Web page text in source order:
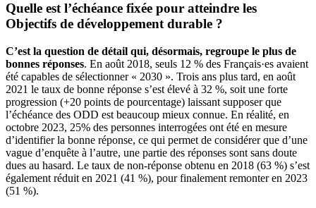
Quelle est l’échéance fixée pour atteindre les
Objectifs de développement durable ?
C’est la question de détail qui, désormais, regroupe le plus de
bonnes réponses. En août 2018, seuls 12 % des Français·es avaient
été capables de sélectionner « 2030 ». Trois ans plus tard, en août
2021 le taux de bonne réponse s’est élevé à 32 %, soit une forte
progression (+20 points de pourcentage) laissant supposer que
l’échéance des ODD est beaucoup mieux connue. En réalité, en
octobre 2023, 25% des personnes interrogées ont été en mesure
d’identifier la bonne réponse, ce qui permet de considérer que d’une
vague d’enquête à l’autre, une partie des réponses sont sans doute
dues au hasard. Le taux de non-réponse obtenu en 2018 (63 %) s’est
également réduit en 2021 (41 %), pour finalement remonter en 2023
(51 %).